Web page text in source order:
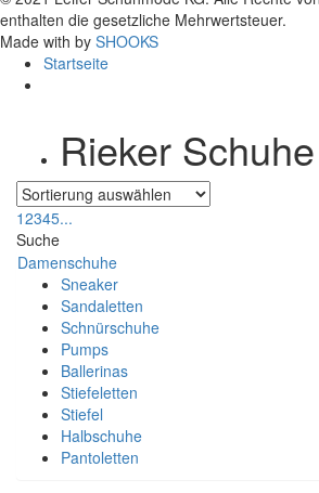
enthalten die gesetzliche Mehrwertsteuer.
Made with by SHOOKS
Startseite
Rieker Schuhe
12345...
Suche
Damenschuhe
Sneaker
Sandaletten
Schnürschuhe
Pumps
Ballerinas
Stiefeletten
Stiefel
Halbschuhe
Pantoletten